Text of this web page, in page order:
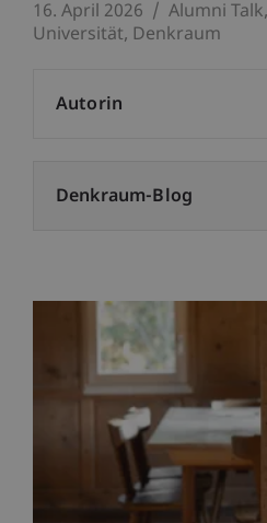
16. April 2026 Alumni Talk
Universität Denkraum
Autorin
Denkraum-Blog